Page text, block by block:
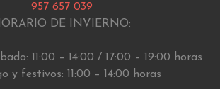
957 657 039
DE INVIERNO:
11:00 – 14:00 / 17:00 – 19:00 horas
y festivos: 11:00 – 14:00 horas